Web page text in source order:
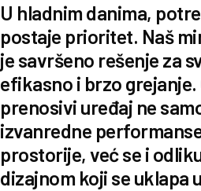
U hladnim danima,
postaje prioritet. Naš
je savršeno rešenje za
efikasno i brzo grejanje.
prenosivi uređaj ne
izvanredne
prostorije, već se i
dizajnom koji se uklapa